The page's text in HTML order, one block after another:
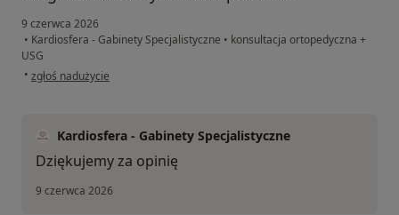
9 czerwca 2026
• Kardiosfera - Gabinety Specjalistyczne • konsultacja ortopedyczna +
USG
• w opinii użytkownika Łukasz
zgłoś nadużycie
Kardiosfera - Gabinety Specjalistyczne
Dziękujemy za opinię
9 czerwca 2026